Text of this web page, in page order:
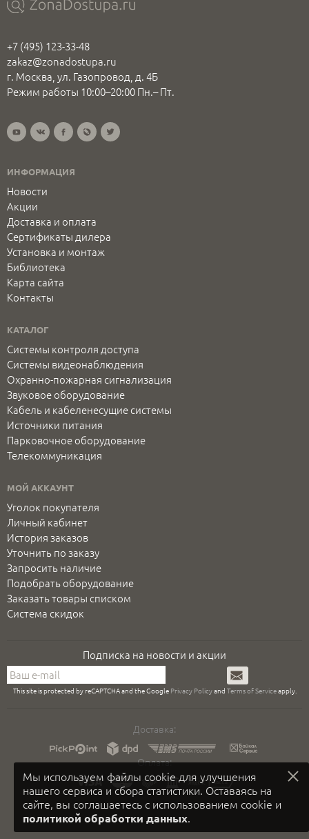
Мы используем файлы cookie для улучшения
нашего сервиса и сбора статистики. Оставаясь на
сайте, вы соглашаетесь с использованием cookie и
политикой обработки данных.
+7 (495) 123-33-48
zakaz@zonadostupa.ru
г. Москва, ул. Газопровод, д. 4Б
Режим работы 10:00–20:00 Пн.– Пт.
ИНФОРМАЦИЯ
Новости
Акции
Доставка и оплата
Сертификаты дилера
Установка и монтаж
Библиотека
Карта сайта
Контакты
КАТАЛОГ
Системы контроля доступа
Системы видеонаблюдения
Охранно-пожарная сигнализация
Звуковое оборудование
Кабель и кабеленесущие системы
Источники питания
Парковочное оборудование
Телекоммуникация
МОЙ АККАУНТ
Уголок покупателя
Личный кабинет
История заказов
Уточнить по заказу
Запросить наличие
Подобрать оборудование
Заказать товары списком
Система скидок
Подписка на новости и акции
Подписаться
This site is protected by reCAPTCHA and the Google Privacy Policyand Terms of Serviceapply.
Доставка:
Оплата: